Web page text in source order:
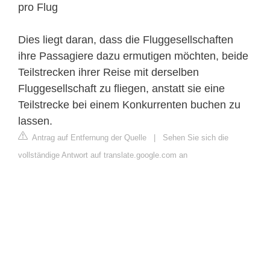
pro Flug
Dies liegt daran, dass die Fluggesellschaften
ihre Passagiere dazu ermutigen möchten, beide
Teilstrecken ihrer Reise mit derselben
Fluggesellschaft zu fliegen, anstatt sie eine
Teilstrecke bei einem Konkurrenten buchen zu
lassen.
Antrag auf Entfernung der Quelle | Sehen Sie sich die
vollständige Antwort auf translate.google.com an